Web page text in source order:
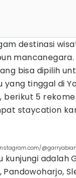
destinasi
mancanegara.
bisa dipilih
yang tinggal di
berikut 5
staycation
adalah